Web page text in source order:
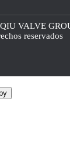
VALVE
reservados